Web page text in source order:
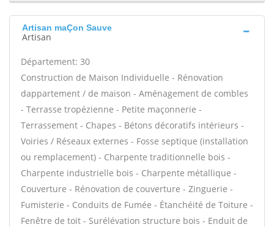
Artisan maÇon Sauve
Artisan
Département: 30
Construction de Maison Individuelle - Rénovation
dappartement / de maison - Aménagement de combles
- Terrasse tropézienne - Petite maçonnerie -
Terrassement - Chapes - Bétons décoratifs intérieurs -
Voiries / Réseaux externes - Fosse septique (installation
ou remplacement) - Charpente traditionnelle bois -
Charpente industrielle bois - Charpente métallique -
Couverture - Rénovation de couverture - Zinguerie -
Fumisterie - Conduits de Fumée - Étanchéité de Toiture -
Fenêtre de toit - Surélévation structure bois - Enduit de